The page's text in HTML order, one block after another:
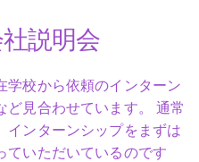
説明会
学校から依頼のインターン
ど見合わせています。 通常
インターンシップをまずは
ていただいているのです